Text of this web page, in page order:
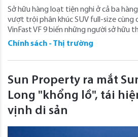
Sở hữu hàng loạt tiện nghi ở cả ba
vượt trội phân khúc SUV full-size cùng
VinFast VF 9 biến những người sở hữu
Chính sách - Thị trường
Sun Property ra mắt
Long "khổng lồ", tái
vịnh di sản